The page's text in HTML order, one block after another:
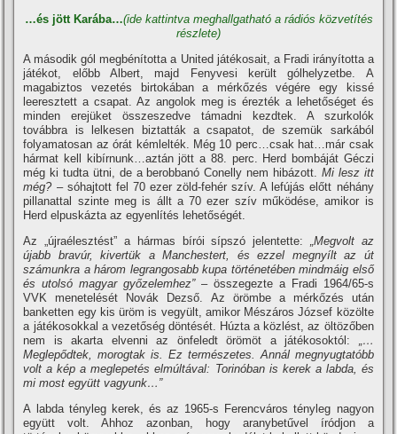
…és jött Karába…(ide kattintva meghallgatható a rádiós közvetí­tés
részlete)
A második gól megbéní­totta a United játékosait, a Fradi irányí­totta a
játékot, előbb Albert, majd Fenyvesi került gólhelyzetbe. A
magabiztos vezetés birtokában a mérkőzés végére egy kissé
leeresztett a csapat. Az angolok meg is érezték a lehetőséget és
minden erejüket összeszedve támadni kezdtek. A szurkolók
továbbra is lelkesen biztatták a csapatot, de szemük sarkából
folyamatosan az órát kémlelték. Még 10 perc…csak hat…már csak
hármat kell kibí­rnunk…aztán jött a 88. perc. Herd bombáját Géczi
még ki tudta ütni, de a berobbanó Conelly nem hibázott. Mi lesz itt
még?– sóhajtott fel 70 ezer zöld-fehér szí­v. A lefújás előtt néhány
pillanattal szinte meg is állt a 70 ezer szí­v működése, amikor is
Herd elpuskázta az egyenlí­tés lehetőségét.
Az „újraélesztést” a hármas bí­rói sí­pszó jelentette: „Megvolt az
újabb bravúr, kivertük a Manchestert, és ezzel megnyí­lt az út
számunkra a három legrangosabb kupa történetében mindmáig első
és utolsó magyar győzelemhez”– összegezte a Fradi 1964/65-s
VVK menetelését Novák Dezső. Az örömbe a mérkőzés után
banketten egy kis üröm is vegyült, amikor Mészáros József közölte
a játékosokkal a vezetőség döntését. Húzta a közlést, az öltözőben
nem is akarta elvenni az önfeledt örömöt a játékosoktól: „…
Meglepődtek, morogtak is. Ez természetes. Annál megnyugtatóbb
volt a kép a meglepetés elmúltával: Torinóban is kerek a labda, és
mi most együtt vagyunk…”
A labda tényleg kerek, és az 1965-s Ferencváros tényleg nagyon
együtt volt. Ahhoz azonban, hogy aranybetűvel í­ródjon a